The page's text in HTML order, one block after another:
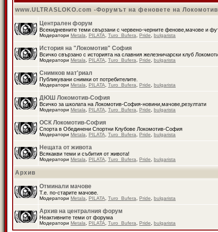
www.ULTRASLOKO.com -Форумът на феновете на
Централен форум
Всекидневните теми свързани с червено-черните фенове,мачове и
Модератори Metala PILATA Turo_Bufera Pride bulgarista
История на "Локомотив" София
Всичко свързано с историята на славния железничарски клуб
Модератори Metala PILATA Turo_Bufera Pride bulgarista
Снимков мат'риал
Публикувани снимки от потребителите.
Модератори Metala PILATA Turo_Bufera Pride bulgarista
ДЮШ Локомотив-София
Всичко за школата на Локомотив-София-новини,мачове,резултати
Модератори Metala PILATA Turo_Bufera Pride bulgarista
ОСК Локомотив-София
Спорта в Обединени Спортни Клубове Локомотив-София
Модератори Metala PILATA Turo_Bufera Pride bulgarista
Нещата от живота
Всякакви теми и събития от живота!
Модератори Metala PILATA Turo_Bufera Pride bulgarista
Архив
Отминали мачове
Т.е. по-старите мачове.
Модератори Metala PILATA Turo_Bufera Pride bulgarista
Архив на централния форум
Неактивните теми от форума
Модератори Metala PILATA Turo_Bufera Pride bulgarista